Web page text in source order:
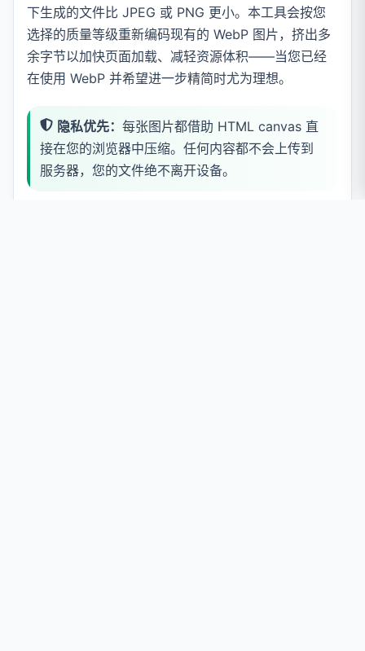
下生成的文件比 JPEG 或 PNG 更小。本工具会按您
选择的质量等级重新编码现有的 WebP 图片，挤出多
余字节以加快页面加载、减轻资源体积——当您已经
在使用 WebP 并希望进一步精简时尤为理想。
隐私优先： 每张图片都借助 HTML canvas 直
接在您的浏览器中压缩。任何内容都不会上传到
服务器，您的文件绝不离开设备。